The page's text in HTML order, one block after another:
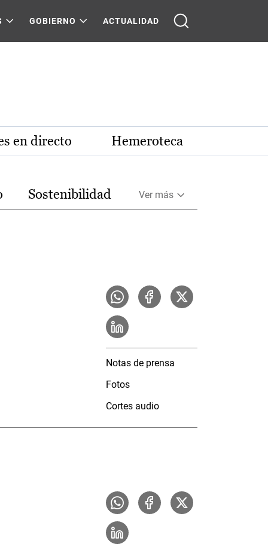
GOBIERNO ACTUALIDAD
en directo Hemeroteca
Sostenibilidad Ver más
Notas de prensa
Fotos
Cortes audio